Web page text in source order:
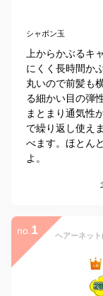
シャボン玉
上からかぶるキ
にくく長時間か
丸いので前髪も
る細かい目の弾
まとまり通気性
で繰り返し使え
べます。ほとん
よ。
no. 1